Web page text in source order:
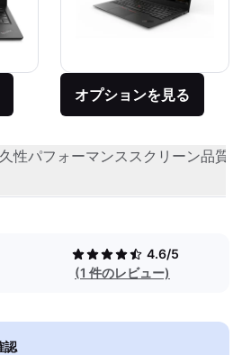
オプションを見る
性パフォーマンススクリーン品質
4.6/5
(1 件のレビュー)
認